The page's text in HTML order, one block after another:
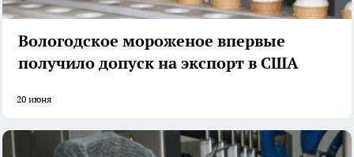
Вологодское мороженое впервые
получило допуск на экспорт в США
20 июня